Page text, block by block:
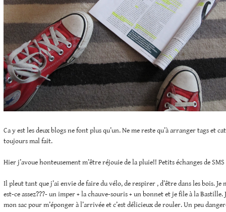
Ca y est les deux blogs ne font plus qu’un. Ne me reste qu’à arranger tags et
toujours mal fait.
Hier j’avoue honteusement m’être réjouie de la pluie!! Petits échanges de SMS
Il pleut tant que j’ai envie de faire du vélo, de respirer , d’être dans les bois. Je
est-ce assez???- un imper + la chauve-souris + un bonnet et je file à la Bastille.
mon sac pour m’éponger à l’arrivée et c’est délicieux de rouler. Un peu